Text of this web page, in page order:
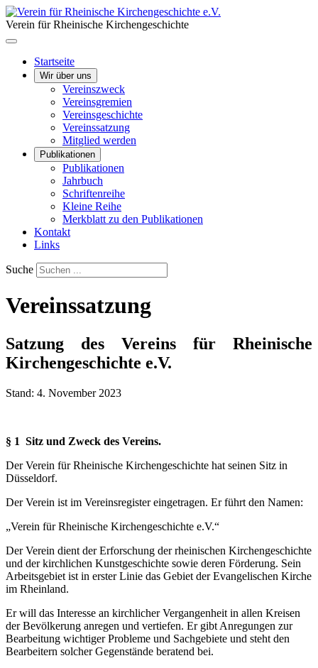
Verein für Rheinische Kirchengeschichte
Startseite
Wir über uns
Vereinszweck
Vereinsgremien
Vereinsgeschichte
Vereinssatzung
Mitglied werden
Publikationen
Publikationen
Jahrbuch
Schriftenreihe
Kleine Reihe
Merkblatt zu den Publikationen
Kontakt
Links
Suche
Vereinssatzung
Satzung des Vereins für Rheinische
Kirchengeschichte e.V.
Stand: 4. November 2023
§ 1 Sitz und Zweck des Vereins.
Der Verein für Rheinische Kirchengeschichte hat seinen Sitz in
Düsseldorf.
Der Verein ist im Vereinsregister eingetragen. Er führt den Namen:
„Verein für Rheinische Kirchengeschichte e.V.“
Der Verein dient der Erforschung der rheinischen Kirchengeschichte
und der kirchlichen Kunstgeschichte sowie deren Förderung. Sein
Arbeitsgebiet ist in erster Linie das Gebiet der Evangelischen Kirche
im Rheinland.
Er will das Interesse an kirchlicher Vergangenheit in allen Kreisen
der Bevölkerung anregen und vertiefen. Er gibt Anregungen zur
Bearbeitung wichtiger Probleme und Sachgebiete und steht den
Bearbeitern solcher Gegenstände beratend bei.